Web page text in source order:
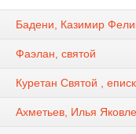
Бадени, Казимир
Фаэлан, святой
Куретан Святой ,
Ахметьев, Илья